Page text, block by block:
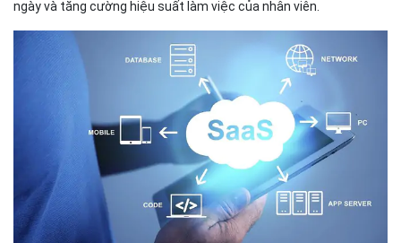
Việc tích hợp SaaS đem lại
cho doanh nghiệp, người
dùng những lợi ích gì?
Tăng cường hiệu suất làm việc
: Tích hợp SaaS giúp tối ưu hóa
quy trình làm việc bằng cách cho phép dữ liệu và chức năng chia
sẻ một cách dễ dàng giữa các ứng dụng. Điều này giúp giảm bớt
thời gian và công sức cần thiết để thực hiện các công việc hằng
ngày và tăng cường hiệu suất làm việc của nhân viên.